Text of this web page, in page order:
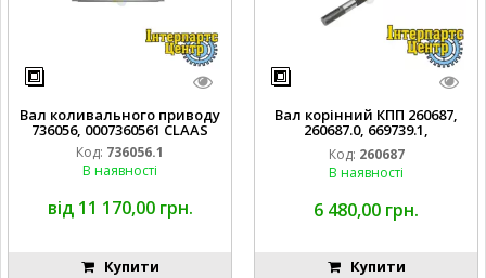
Вал коливального приводу
736056, 0007360561 CLAAS
Код: 736056.1
В наявності
від 11 170,00 грн.
Купити
Вал корінний КПП 260687,
260687.0, 669739.1,
0006697391 CLAAS
Код: 260687
В наявності
6 480,00 грн.
Купити